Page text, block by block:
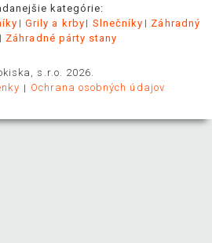
kategórie:
Grily a krby Slnečníky
Záhradný
Záhradné párty stany
s.r.o. 2026.
Ochrana osobných údajov